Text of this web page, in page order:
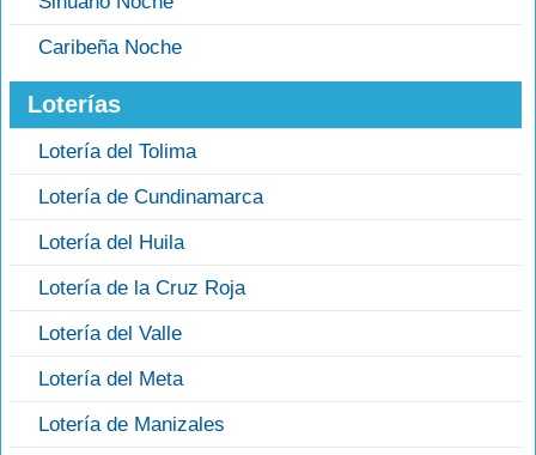
Caribeña Noche
Loterías
Lotería del Tolima
Lotería de Cundinamarca
Lotería del Huila
Lotería de la Cruz Roja
Lotería del Valle
Lotería del Meta
Lotería de Manizales